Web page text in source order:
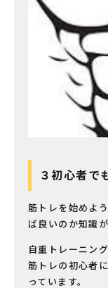
３初心者で
筋トレを始めよ
ば良いのか知識
自重トレーニン
筋トレの初心者
っています。